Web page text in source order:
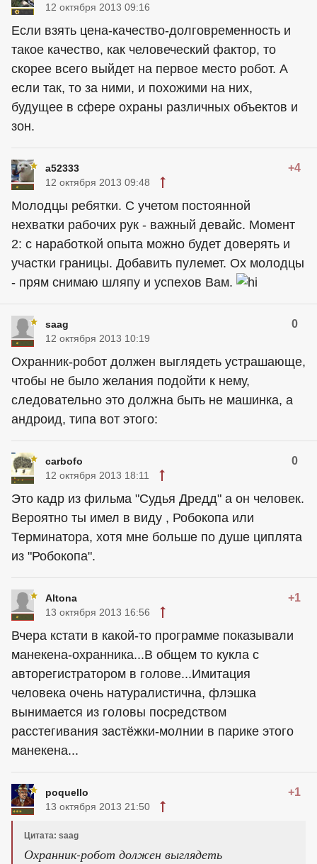
12 октября 2013 09:16
Если взять цена-качество-долговременность и
такое качество, как человеческий фактор, то
скорее всего выйдет на первое место робот. А
если так, то за ними, и похожими на них,
будущее в сфере охраны различных объектов и
зон.
a52333 +4
12 октября 2013 09:48
Молодцы ребятки. С учетом постоянной
нехватки рабочих рук - важный девайс. Момент
2: с наработкой опыта можно будет доверять и
участки границы. Добавить пулемет. Ох молодцы
- прям снимаю шляпу и успехов Вам.
saag 0
12 октября 2013 10:19
Охранник-робот должен выглядеть устрашающе,
чтобы не было желания подойти к нему,
следовательно это должна быть не машинка, а
андроид, типа вот этого:
carbofo 0
12 октября 2013 18:11
Это кадр из фильма "Судья Дредд" а он человек.
Вероятно ты имел в виду , Робокопа или
Терминатора, хотя мне больше по душе циплята
из "Робокопа".
Altona +1
13 октября 2013 16:56
Вчера кстати в какой-то программе показывали
манекена-охранника...В общем то кукла с
авторегистратором в голове...Имитация
человека очень натуралистична, флэшка
вынимается из головы посредством
расстегивания застёжки-молнии в парике этого
манекена...
poquello +1
13 октября 2013 21:50
Цитата: saag
Охранник-робот должен выглядеть